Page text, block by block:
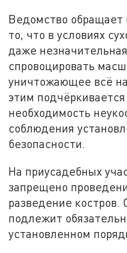
Ведомство обращает
то, что в условиях
даже
спровоцировать
уничтожающее всё
этим
необходимость
соблюдения
безопасности.
На приусадебных
запрещено
разведение
подлежит
установленном